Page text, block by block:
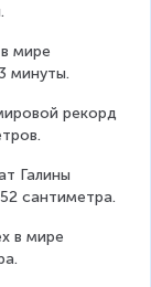
мире
минуты.
рекорд
Галины
сантиметра.
в мире